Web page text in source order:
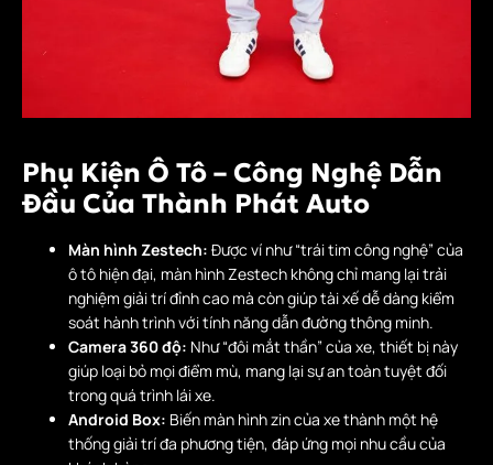
Phụ Kiện Ô Tô – Công Nghệ Dẫn
Đầu Của Thành Phát Auto
Màn hình Zestech: Được ví như “trái tim công nghệ” của
ô tô hiện đại, màn hình Zestech không chỉ mang lại trải
nghiệm giải trí đỉnh cao mà còn giúp tài xế dễ dàng kiểm
soát hành trình với tính năng dẫn đường thông minh.
Camera 360 độ: Như “đôi mắt thần” của xe, thiết bị này
giúp loại bỏ mọi điểm mù, mang lại sự an toàn tuyệt đối
trong quá trình lái xe.
Android Box: Biến màn hình zin của xe thành một hệ
thống giải trí đa phương tiện, đáp ứng mọi nhu cầu của